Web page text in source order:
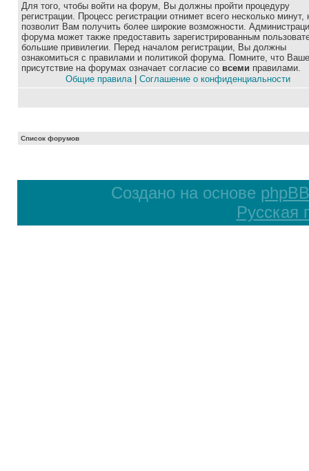
Для того, чтобы войти на форум, Вы должны пройти процедуру
регистрации. Процесс регистрации отнимет всего несколько минут,
позволит Вам получить более широкие возможности.
форума может также предоставить зарегистрированным
большие привилегии. Перед началом регистрации, Вы должны
ознакомиться с правилами и политикой форума. Помните, что Ваше
присутствие на форумах означает согласие со всеми правилами.
Общие правила| Соглашение о конфиденциальности
Список форумов
Создано на основе phpBB
Русская